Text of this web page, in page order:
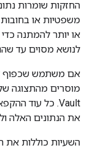
החזקות שומרות
משפטיות או
או יותר להמתנה
לנושא מסוים עד
אם משתמש שכפוף
את הנתונים האלה
השעיות כוללות את